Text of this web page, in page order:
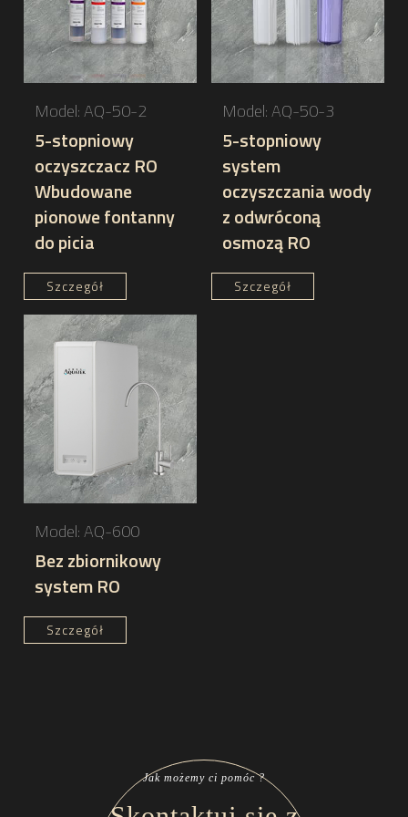
Materiały wysokiej jakości
Aby utrzymać stały poziom jakości produktów,
AQUATEK wybiera materiały najwyższej jakości,
dostarczane przez dostawców z wieloletnim
doświadczeniem produkcyjnym. Zaawansowane
technologicznie wkłady filtracyjne gwarantują
dostarczanie wody o wysokiej czystości, z
najmniejszym rozmiarem porów filtracyjnych
Nasza rygorystyczna polityka jakości jest
podstawą naszej wyjątkowej reputacji w branży.
Produkcja kontraktowa na zamówienie OEM
Dzięki szerokiemu doświadczeniu jako producent
OEM możemy spełnić Twoje specyficzne
wymagania, niezależnie od tego, czy chodzi o
stworzenie zupełnie nowego projektu, czy
testowanie świeżego modelu. Nasza
elastyczność pozwala nam dostosować
oczyszczacze wody, które idealnie pasują do
unikalnych potrzeb i marki Twojej firmy.
Model: AQ-50-2
5-stopniowy
oczyszczacz RO
Wbudowane
pionowe fontanny
do picia
Szczegół
Model: AQ-50-3
5-stopniowy
system
oczyszczania wody
z odwróconą
osmozą RO
Szczegół
Model: AQ-600
Bez zbiornikowy
system RO
Szczegół
Jak możemy ci pomóc ?